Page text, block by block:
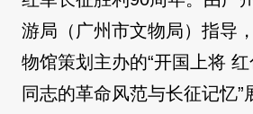
游局（广州市文物局）指导
物馆策划主办的“开国上将
同志的革命风范与长征记忆”